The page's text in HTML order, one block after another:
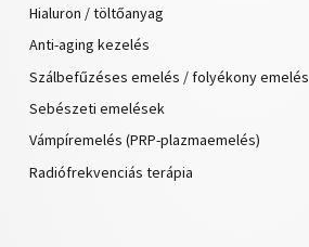
Hialuron / töltőanyag
Anti-aging kezelés
Szálbefűzéses emelés / folyékony emelés
Sebészeti emelések
Vámpíremelés (PRP-plazmaemelés)
Radiófrekvenciás terápia